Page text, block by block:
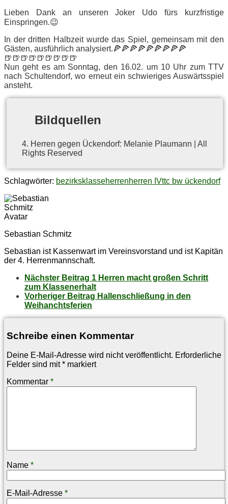
Lie­ben Dank an un­se­ren Jo­ker Udo fürs kurz­fris­ti­ge
Einspringen.😉
In der drit­ten Halb­zeit wur­de das Spiel, ge­mein­sam mit den
Gäs­ten, aus­führ­lich ana­ly­siert.🍕🍕🍕🍕🍕🍕🍕🍕🍕
🍺🍺🍺🍺🍺🍺🍺🍺🍺
Nun geht es am Sonn­tag, den 16.02. um 10 Uhr zum TTV
nach Schul­ten­dorf, wo er­neut ein schwie­ri­ges Aus­wärts­spiel
ansteht.
Bild­quel­len
4. Her­ren ge­gen Ücken­dorf: Me­la­nie Plau­mann | All
Rights Reserved
Schlagwörter: bezirksklasseherrenherren IVttc bw ückendorf
Sebastian Schmitz
Sebastian ist Kassenwart im Vereinsvorstand und ist Kapitän
der 4. Herrenmannschaft.
Nächster Beitrag 1 Her­ren macht gro­ßen Schritt
zum Klassenerhalt
Vorheriger Beitrag Hal­len­schlie­ßung in den
Weihanchtsferien
Schreibe einen Kommentar
Deine E-Mail-Adresse wird nicht veröffentlicht. Erforderliche
Felder sind mit* markiert
Kommentar *
Name *
E-Mail-Adresse *